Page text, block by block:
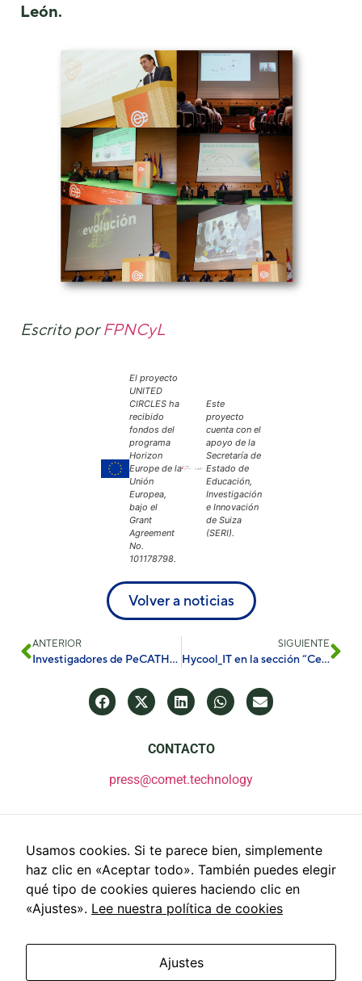
León.
Escrito porFPNCyL
El proyecto
UNITED
CIRCLES ha
recibido
fondos del
programa
Horizon
Europe de la
Unión
Europea,
bajo el
Grant
Agreement
No.
101178798.
Este
proyecto
cuenta con el
apoyo de la
Secretaría de
Estado de
Educación,
Investigación
e Innovación
de Suiza
(SERI).
Volver a noticias
ANTERIOR
Investigadores de PeCATHS publican un nuevo estudio sobre la conversión fotoelectroquímica de biomasa en Joule
SIGUIENTE
Hycool_IT en la sección “Centros de datos, gemelos digitales e IA para la sostenibilidad” en SP25
CONTACTO
press@comet.technology
Usamos cookies. Si te parece bien, simplemente
haz clic en «Aceptar todo». También puedes elegir
qué tipo de cookies quieres haciendo clic en
«Ajustes». Lee nuestra política de cookies
Ajustes